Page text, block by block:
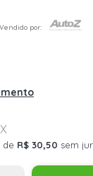
Vendido por:
de R$ 30,50 sem